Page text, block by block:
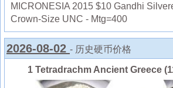
MICRONESIA 2015 $10 Gandhi
Crown-Size UNC - Mtg=400
2026-08-02 - 历史硬币价格
1 Tetradrachm Ancient Greece